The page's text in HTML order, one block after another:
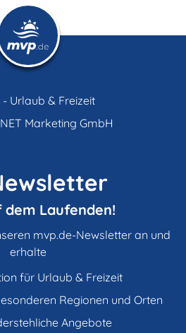
Urlaub & Freizeit
Marketing GmbH
dem Laufenden!
mvp.de-Newsletter an und
erhalte
für Urlaub & Freizeit
Regionen und Orten
Angebote